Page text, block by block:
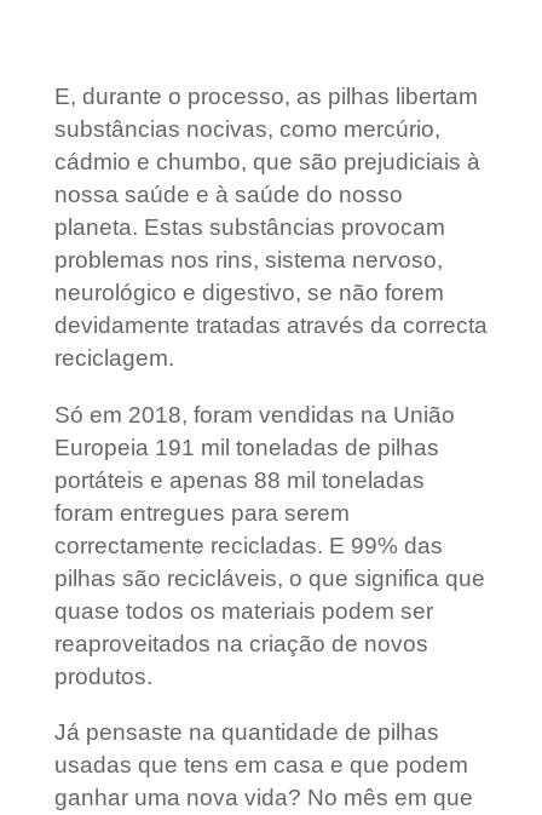
E, durante o processo, as pilhas libertam
substâncias nocivas, como mercúrio,
cádmio e chumbo, que são prejudiciais à
nossa saúde e à saúde do nosso
planeta. Estas substâncias provocam
problemas nos rins, sistema nervoso,
neurológico e digestivo, se não forem
devidamente tratadas através da correcta
reciclagem.
Só em 2018, foram vendidas na União
Europeia 191 mil toneladas de pilhas
portáteis e apenas 88 mil toneladas
foram entregues para serem
correctamente recicladas. E 99% das
pilhas são recicláveis, o que significa que
quase todos os materiais podem ser
reaproveitados na criação de novos
produtos.
Já pensaste na quantidade de pilhas
usadas que tens em casa e que podem
ganhar uma nova vida? No mês em que